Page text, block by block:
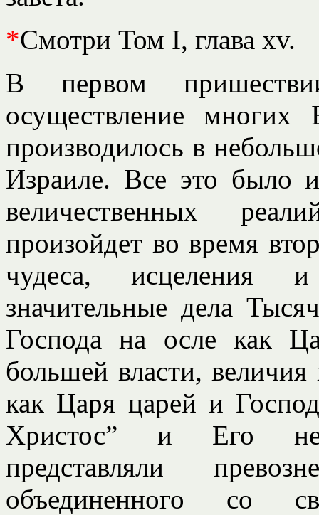
*Смотри Том I, глава xv.
В первом
осуществление
производилось в
Израиле. Все это было
величественных
произойдет во время
чудеса, исцеления
значительные дела
Господа на осле как
большей власти,
как Царя царей и
Христос” и Его
представляли
объединенного со